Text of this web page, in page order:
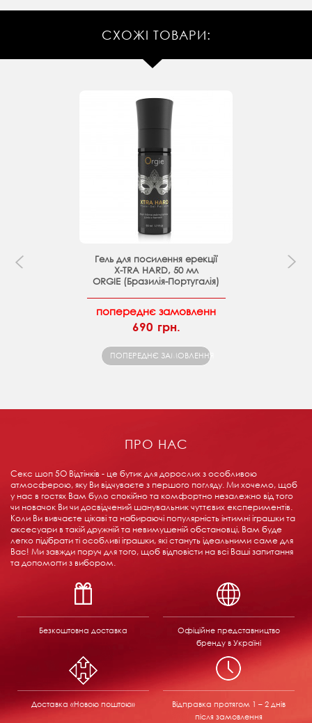
СХОЖІ ТОВАРИ:
Гель для посилення ерекції
X-TRA HARD, 50 мл
ORGIE (Бразилія-Португалія)
попереднє замовленн
690 грн.
ПОПЕРЕДНЄ ЗАМОВЛЕННЯ
ПРО НАС
Секс шоп 5О Відтінків - це бутик для дорослих з особливою
атмосферою, яку Ви відчуваєте з першого погляду. Ми хочемо, щоб
у нас в гостях Вам було спокійно та комфортно незалежно від того
чи новачок Ви чи досвідчений шанувальник чуттєвих експериментів.
Коли Ви вивчаєте цікаві та набираючі популярність інтимні іграшки та
аксесуари в такій дружній та невимушеній обстановці, Вам буде
легко підібрати ті особливі іграшки, які стануть ідеальними саме для
Вас! Ми завжди поруч для того, щоб відповісти на всі Ваші запитання
та допомогти з вибором.
Безкоштовна доставка
Офіційне представництво
бренду в Україні
Доставка «Новою поштою» Відправка протягом 1 – 2 днів
після замовлення